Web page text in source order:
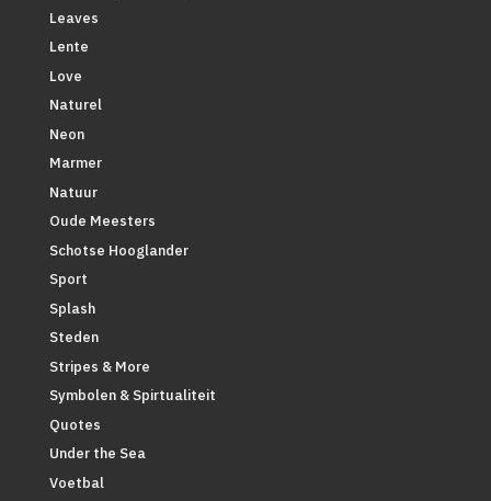
Leaves
Lente
Love
Naturel
Neon
Marmer
Natuur
Oude Meesters
Schotse Hooglander
Sport
Splash
Steden
Stripes & More
Symbolen & Spirtualiteit
Quotes
Under the Sea
Voetbal